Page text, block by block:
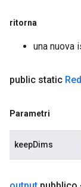
ritorna
una nuova
public static
Parametri
keepDims